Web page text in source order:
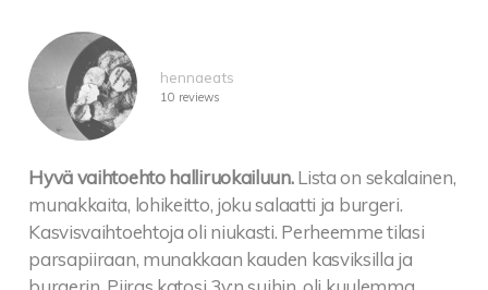
hennaeats
10 reviews
Hyvä vaihtoehto halliruokailuun. Lista on sekalainen,
munakkaita, lohikeitto, joku salaatti ja burgeri.
Kasvisvaihtoehtoja oli niukasti. Perheemme tilasi
parsapiiraan, munakkaan kauden kasviksilla ja